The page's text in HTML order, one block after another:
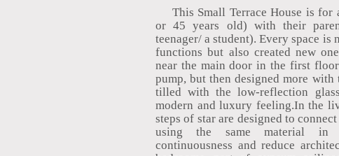
This Small Terrace House is for
or 45 years old) with their
teenager/ a student). Every space is
functions but also created new
near the main door in the first
pump, but then designed more with
tilled with the low-reflection
modern and luxury feeling.In the
steps of star are designed to
using the same material in
continuousness and reduce